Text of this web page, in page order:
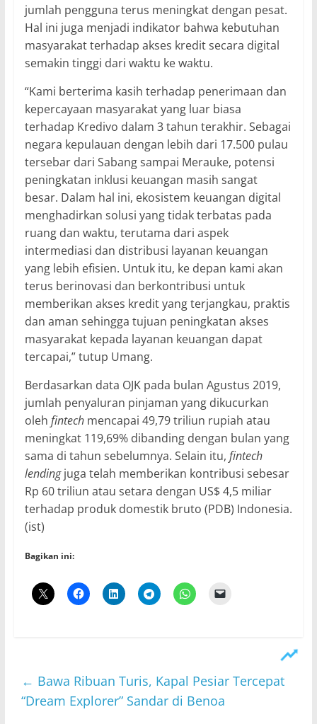
jumlah pengguna terus meningkat dengan pesat.
Hal ini juga menjadi indikator bahwa kebutuhan
masyarakat terhadap akses kredit secara digital
semakin tinggi dari waktu ke waktu.
“Kami berterima kasih terhadap penerimaan dan
kepercayaan masyarakat yang luar biasa
terhadap Kredivo dalam 3 tahun terakhir. Sebagai
negara kepulauan dengan lebih dari 17.500 pulau
tersebar dari Sabang sampai Merauke, potensi
peningkatan inklusi keuangan masih sangat
besar. Dalam hal ini, ekosistem keuangan digital
menghadirkan solusi yang tidak terbatas pada
ruang dan waktu, terutama dari aspek
intermediasi dan distribusi layanan keuangan
yang lebih efisien. Untuk itu, ke depan kami akan
terus berinovasi dan berkontribusi untuk
memberikan akses kredit yang terjangkau, praktis
dan aman sehingga tujuan peningkatan akses
masyarakat kepada layanan keuangan dapat
tercapai,” tutup Umang.
Berdasarkan data OJK pada bulan Agustus 2019,
jumlah penyaluran pinjaman yang dikucurkan
oleh fintechmencapai 49,79 triliun rupiah atau
meningkat 119,69% dibanding dengan bulan yang
sama di tahun sebelumnya. Selain itu, fintech
lendingjuga telah memberikan kontribusi sebesar
Rp 60 triliun atau setara dengan US$ 4,5 miliar
terhadap produk domestik bruto (PDB) Indonesia.
(ist)
Bagikan ini:
← Bawa Ribuan Turis, Kapal Pesiar Tercepat
“Dream Explorer” Sandar di Benoa